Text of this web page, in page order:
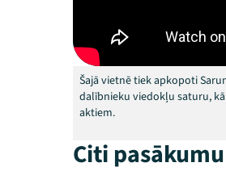
Šajā vietnē tiek apkopoti
dalībnieku viedokļu saturu,
aktiem.
Citi